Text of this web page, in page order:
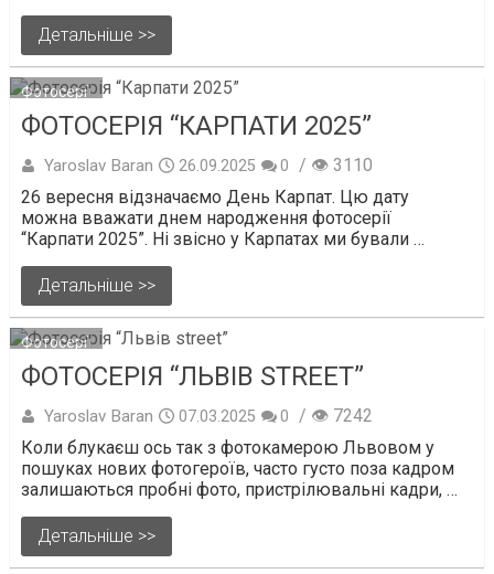
Детальніше >>
Фотосерії
ФОТОСЕРІЯ “КАРПАТИ 2025”
Yaroslav Baran 26.09.2025 0 / 👁 3110
26 вересня відзначаємо День Карпат. Цю дату
можна вважати днем народження фотосерії
“Карпати 2025”. Ні звісно у Карпатах ми бували …
Детальніше >>
Фотосерії
ФОТОСЕРІЯ “ЛЬВІВ STREET”
Yaroslav Baran 07.03.2025 0 / 👁 7242
Коли блукаєш ось так з фотокамерою Львовом у
пошуках нових фотогероїв, часто густо поза кадром
залишаються пробні фото, пристрілювальні кадри, …
Детальніше >>